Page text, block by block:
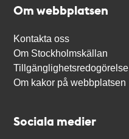
Om webbplatsen
Kontakta oss
Om Stockholmskällan
Tillgänglighetsredogörelse
Om kakor på webbplatsen
Sociala medier